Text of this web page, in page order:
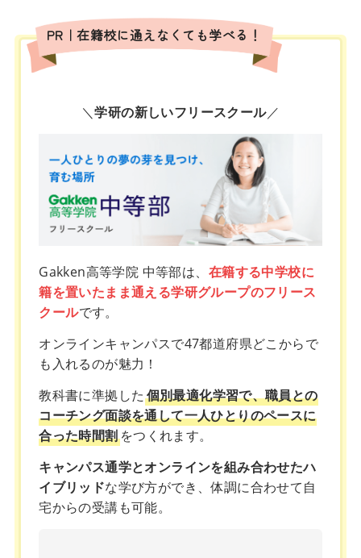
PR｜在籍校に通えなくても学べる！
＼学研の新しいフリースクール／
Gakken高等学院 中等部は、 在籍する中学校に
籍を置いたまま通える学研グループのフリース
クールです。
オンラインキャンパスで47都道府県どこからで
も入れるのが魅力！
教科書に準拠した個別最適化学習で、職員との
コーチング面談を通して一人ひとりのペースに
合った時間割をつくれます。
キャンパス通学とオンラインを組み合わせたハ
イブリッドな学び方ができ、体調に合わせて自
宅からの受講も可能。